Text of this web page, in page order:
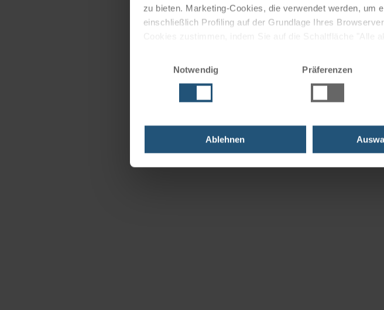
zu bieten. Marketing-Cookies, die verwendet werden, um
einschließlich Profiling auf der Grundlage Ihres
Impressum Datenschutz
Notwendig
Präferenzen
Ablehnen